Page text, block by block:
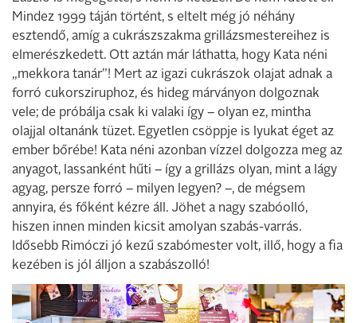
Mindez 1999 táján történt, s eltelt még jó néhány
esztendő, amíg a cukrászszakma grillázsmestereihez is
elmerészkedett. Ott aztán már láthatta, hogy Kata néni
„mekkora tanár”! Mert az igazi cukrászok olajat adnak a
forró cukorsziruphoz, és hideg márványon dolgoznak
vele; de próbálja csak ki valaki így – olyan ez, mintha
olajjal oltanánk tüzet. Egyetlen csöppje is lyukat éget az
ember bőrébe! Kata néni azonban vízzel dolgozza meg az
anyagot, lassanként hűti – így a grillázs olyan, mint a lágy
agyag, persze forró – milyen legyen? –, de mégsem
annyira, és főként kézre áll. Jöhet a nagy szabóolló,
hiszen innen minden kicsit amolyan szabás-varrás.
Idősebb Rimóczi jó kezű szabómester volt, illő, hogy a fia
kezében is jól álljon a szabászolló!